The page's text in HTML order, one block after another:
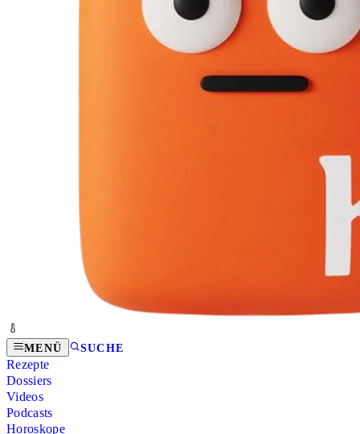
MENÜ SUCHE
Rezepte
Dossiers
Videos
Podcasts
Horoskope